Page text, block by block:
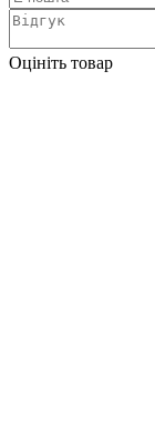
Оцініть товар